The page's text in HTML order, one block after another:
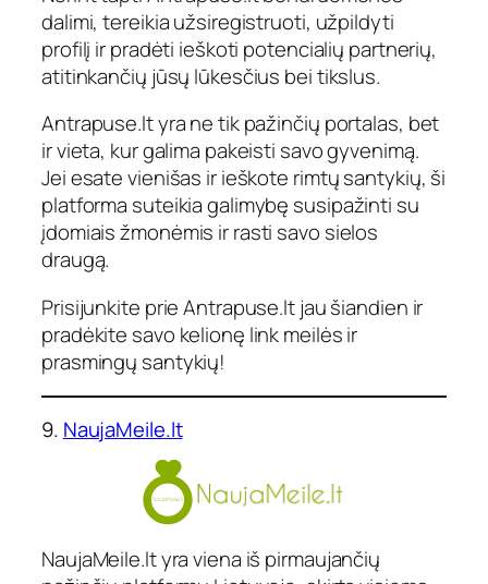
dalimi, tereikia užsiregistruoti, užpildyti
profilį ir pradėti ieškoti potencialių partnerių,
atitinkančių jūsų lūkesčius bei tikslus.
Antrapuse.lt yra ne tik pažinčių portalas, bet
ir vieta, kur galima pakeisti savo gyvenimą.
Jei esate vienišas ir ieškote rimtų santykių, ši
platforma suteikia galimybę susipažinti su
įdomiais žmonėmis ir rasti savo sielos
draugą.
Prisijunkite prie Antrapuse.lt jau šiandien ir
pradėkite savo kelionę link meilės ir
prasmingų santykių!
9. NaujaMeile.lt
NaujaMeile.lt yra viena iš pirmaujančių